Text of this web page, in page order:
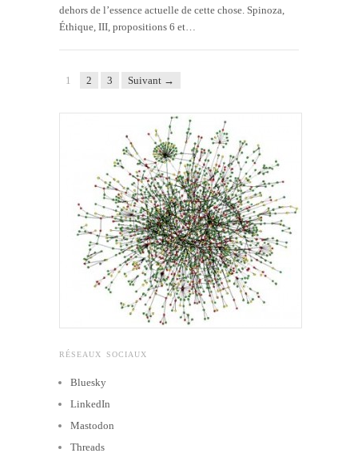
dehors de l’essence actuelle de cette chose. Spinoza,
Éthique, III, propositions 6 et…
1 2 3 Suivant →
RÉSEAUX SOCIAUX
Bluesky
LinkedIn
Mastodon
Threads